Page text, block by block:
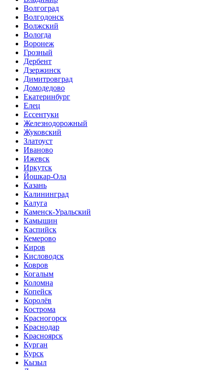
Волгоград
Волгодонск
Волжский
Вологда
Воронеж
Грозный
Дербент
Дзержинск
Димитровград
Домодедово
Екатеринбург
Елец
Ессентуки
Железнодорожный
Жуковский
Златоуст
Иваново
Ижевск
Иркутск
Йошкар-Ола
Казань
Калининград
Калуга
Каменск-Уральский
Камышин
Каспийск
Кемерово
Киров
Кисловодск
Ковров
Когалым
Коломна
Копейск
Королёв
Кострома
Красногорск
Краснодар
Красноярск
Курган
Курск
Кызыл